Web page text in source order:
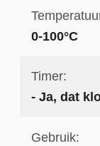
0-100°C
Timer:
- Ja, dat
Gebruik: